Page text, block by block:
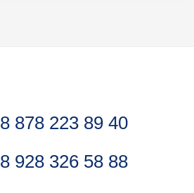
8 878 223 89 40
8 928 326 58 88